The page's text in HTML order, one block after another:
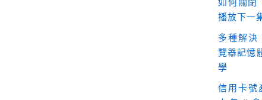
如何關閉
播放下一
多種解決
覽器記憶
學
信用卡號